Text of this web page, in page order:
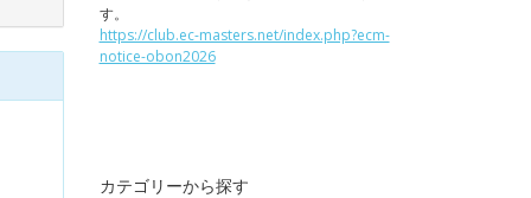
す。
https://club.ec-masters.net/index.php?ecm-
notice-obon2026
カテゴリーから探す